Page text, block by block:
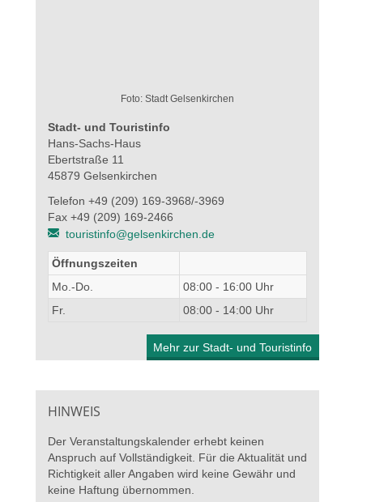
Foto: Stadt Gelsenkirchen
Stadt- und Touristinfo
Hans-Sachs-Haus
Ebertstraße 11
45879 Gelsenkirchen
Telefon +49 (209) 169-3968/-3969
Fax +49 (209) 169-2466
touristinfo@gelsenkirchen.de
Öffnungszeiten
Mo.-Do.
08:00 - 16:00 Uhr
Fr.
08:00 - 14:00 Uhr
Mehr zur Stadt- und Touristinfo
HINWEIS
Der Veranstaltungskalender erhebt keinen
Anspruch auf Vollständigkeit. Für die Aktualität und
Richtigkeit aller Angaben wird keine Gewähr und
keine Haftung übernommen.